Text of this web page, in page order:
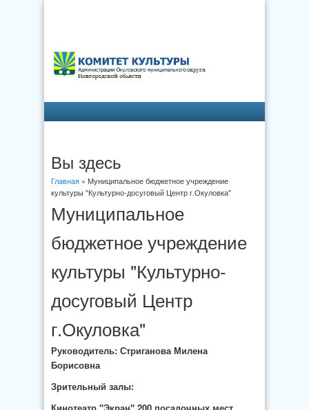
Вы здесь
Главная» Муниципальное бюджетное учреждение
культуры "Культурно-досуговый Центр г.Окуловка"
Муниципальное
бюджетное учреждение
культуры "Культурно-
досуговый Центр
г.Окуловка"
Руководитель: Стриганова Милена
Борисовна
Зрительный залы: